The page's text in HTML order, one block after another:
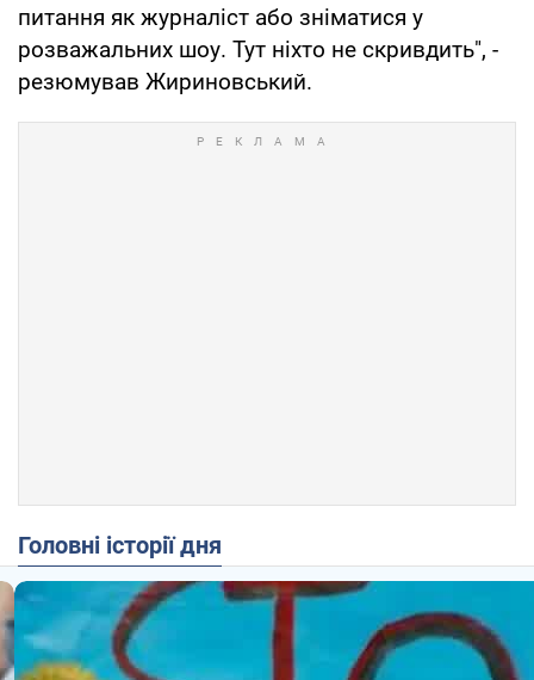
питання як журналіст або зніматися у
розважальних шоу. Тут ніхто не скривдить", -
резюмував Жириновський.
Головні історії дня